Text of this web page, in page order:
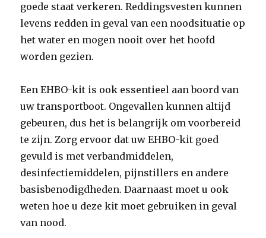
goede staat verkeren. Reddingsvesten kunnen
levens redden in geval van een noodsituatie op
het water en mogen nooit over het hoofd
worden gezien.
Een EHBO-kit is ook essentieel aan boord van
uw transportboot. Ongevallen kunnen altijd
gebeuren, dus het is belangrijk om voorbereid
te zijn. Zorg ervoor dat uw EHBO-kit goed
gevuld is met verbandmiddelen,
desinfectiemiddelen, pijnstillers en andere
basisbenodigdheden. Daarnaast moet u ook
weten hoe u deze kit moet gebruiken in geval
van nood.